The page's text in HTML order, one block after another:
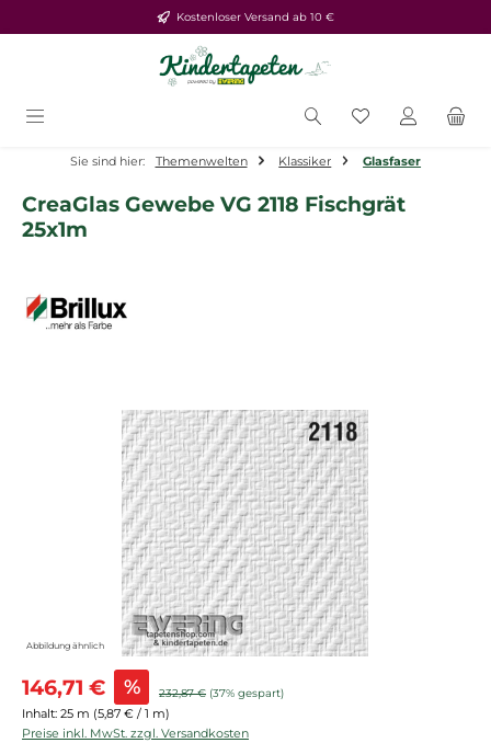
Zum Hauptinhalt springenKostenloser Versand ab 10 €
Du hast 0
Sie sind hier: Themenwelten Klassiker Glasfaser
CreaGlas Gewebe VG 2118 Fischgrät
25x1m
Bildergalerie überspringen
Abbildung ähnlich
Verkaufspreis:
146,71 € % Regulärer Preis:
232,87 € (37% gespart)
Inhalt: 25 m (5,87 € / 1 m)
Preise inkl. MwSt. zzgl. Versandkosten